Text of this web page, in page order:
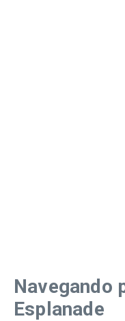
Navegando
Esplanade